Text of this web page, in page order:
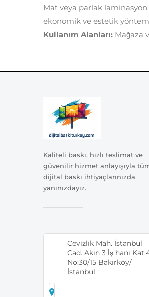
Billboard ve Megalight
Mat veya parlak
ekonomik ve estetik
Kullanım Alanları: Mağaza
Kaliteli baskı, hızlı teslimat ve
güvenilir hizmet anlayışıyla
dijital baskı ihtiyaçlarınızda
yanınızdayız.
Cevizlik Mah. İstanbul
Cad. Akın 3 İş hanı
No:30/15 Bakırköy/
İstanbul